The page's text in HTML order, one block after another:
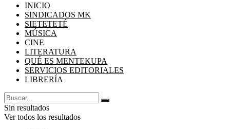
INICIO
SINDICADOS MK
SIETETETÉ
MÚSICA
CINE
LITERATURA
QUÉ ES MENTEKUPA
SERVICIOS EDITORIALES
LIBRERÍA
Sin resultados
Ver todos los resultados